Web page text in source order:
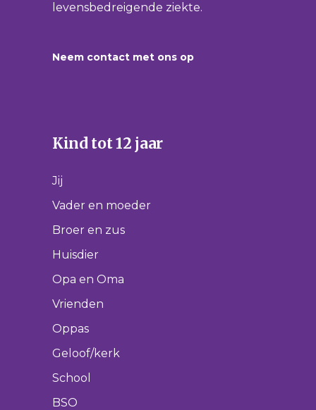
levensbedreigende ziekte.
Neem contact met ons op
Kind tot 12 jaar
Jij
Vader en moeder
Broer en zus
Huisdier
Opa en Oma
Vrienden
Oppas
Geloof/kerk
School
BSO